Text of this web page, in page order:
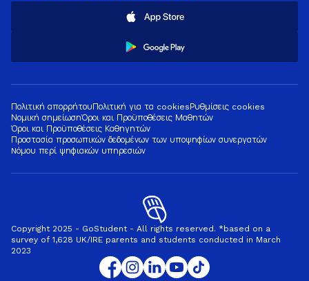
Πολιτική απορρήτου Πολιτική για τα cookies Ρυθμίσεις cookies
Νομική σημείωσηΌροι και Προϋποθέσεις Μαθητών
Όροι και Προϋποθέσεις Καθηγητών
Προστασία προσωπικών δεδομένων των υποψηφίων συνεργατών
Nόμου περί ψηφιακών υπηρεσιών
Copyright 2025 - GoStudent - All rights reserved. *based on a
survey of 1,628 UK/IRE parents and students conducted in March
2023